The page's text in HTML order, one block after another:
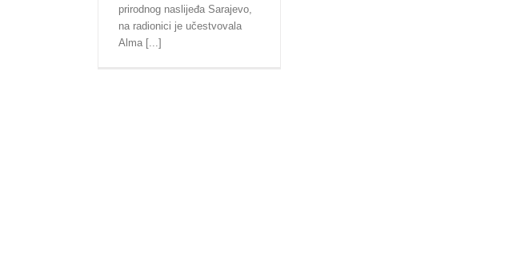
prirodnog naslijeđa Sarajevo,
na radionici je učestvovala
Alma [...]